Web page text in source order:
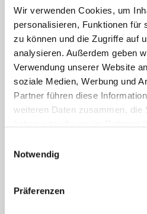
Wir verwenden Cookies, um
personalisieren, Funktionen für
zu können und die Zugriffe auf
analysieren. Außerdem geben
Verwendung unserer Website
soziale Medien, Werbung und
Partner führen diese
weiteren Daten zusammen, die
Notwendig
Präferenzen
Aktuelles - Nyheter